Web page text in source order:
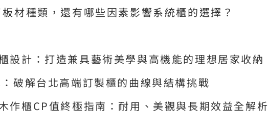
材種類，還有哪些因素影響系統櫃的選擇？
設計：打造兼具藝術美學與高機能的理想居家收納
破解台北高端訂製櫃的曲線與結構挑戰
作櫃CP值終極指南：耐用、美觀與長期效益全解析